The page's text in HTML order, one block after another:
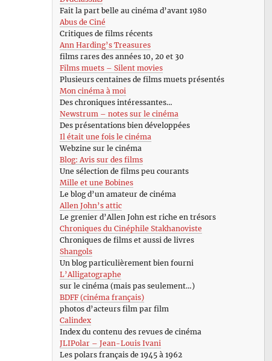
Fait la part belle au cinéma d’avant 1980
Abus de Ciné
Critiques de films récents
Ann Harding’s Treasures
films rares des années 10, 20 et 30
Films muets – Silent movies
Plusieurs centaines de films muets présentés
Mon cinéma à moi
Des chroniques intéressantes…
Newstrum – notes sur le cinéma
Des présentations bien développées
Il était une fois le cinéma
Webzine sur le cinéma
Blog: Avis sur des films
Une sélection de films peu courants
Mille et une Bobines
Le blog d’un amateur de cinéma
Allen John’s attic
Le grenier d’Allen John est riche en trésors
Chroniques du Cinéphile Stakhanoviste
Chroniques de films et aussi de livres
Shangols
Un blog particulièrement bien fourni
L’Alligatographe
sur le cinéma (mais pas seulement…)
BDFF (cinéma français)
photos d’acteurs film par film
Calindex
Index du contenu des revues de cinéma
JLIPolar – Jean-Louis Ivani
Les polars français de 1945 à 1962